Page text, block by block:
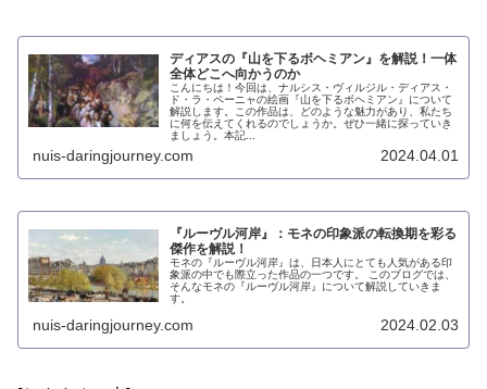
ディアスの『山を下るボヘミアン』を解説！一体
全体どこへ向かうのか
こんにちは！今回は、ナルシス・ヴィルジル・ディアス・
ド・ラ・ペーニャの絵画『山を下るボヘミアン』について
解説します。この作品は、どのような魅力があり、私たち
に何を伝えてくれるのでしょうか。ぜひ一緒に探っていき
ましょう。本記...
nuis-daringjourney.com 2024.04.01
『ルーヴル河岸』：モネの印象派の転換期を彩る
傑作を解説！
モネの『ルーヴル河岸』は、日本人にとても人気がある印
象派の中でも際立った作品の一つです。 このブログでは、
そんなモネの『ルーヴル河岸』について解説していきま
す。
nuis-daringjourney.com 2024.02.03